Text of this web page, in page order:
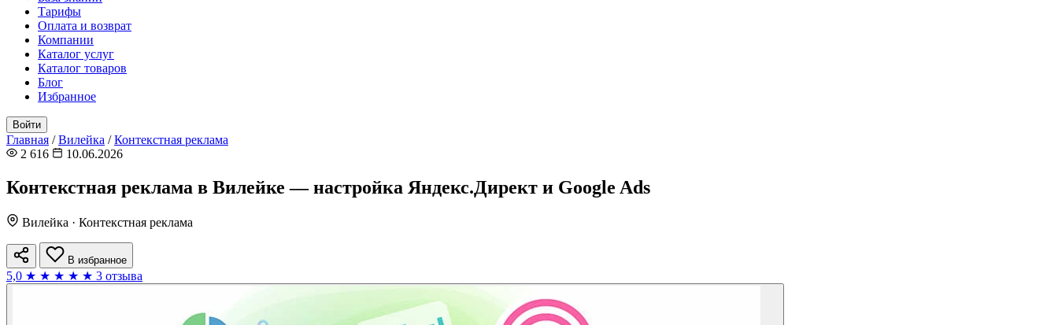
Тарифы
Оплата и возврат
Компании
Каталог услуг
Каталог товаров
Блог
Избранное
Войти
Главная / Вилейка / Контекстная реклама
2 616
10.06.2026
Контекстная реклама в Вилейке — настройка Яндекс.Директ и Google Ads
Вилейка · Контекстная реклама
В избранное
5,0 ★ ★ ★ ★ ★ 3 отзыва